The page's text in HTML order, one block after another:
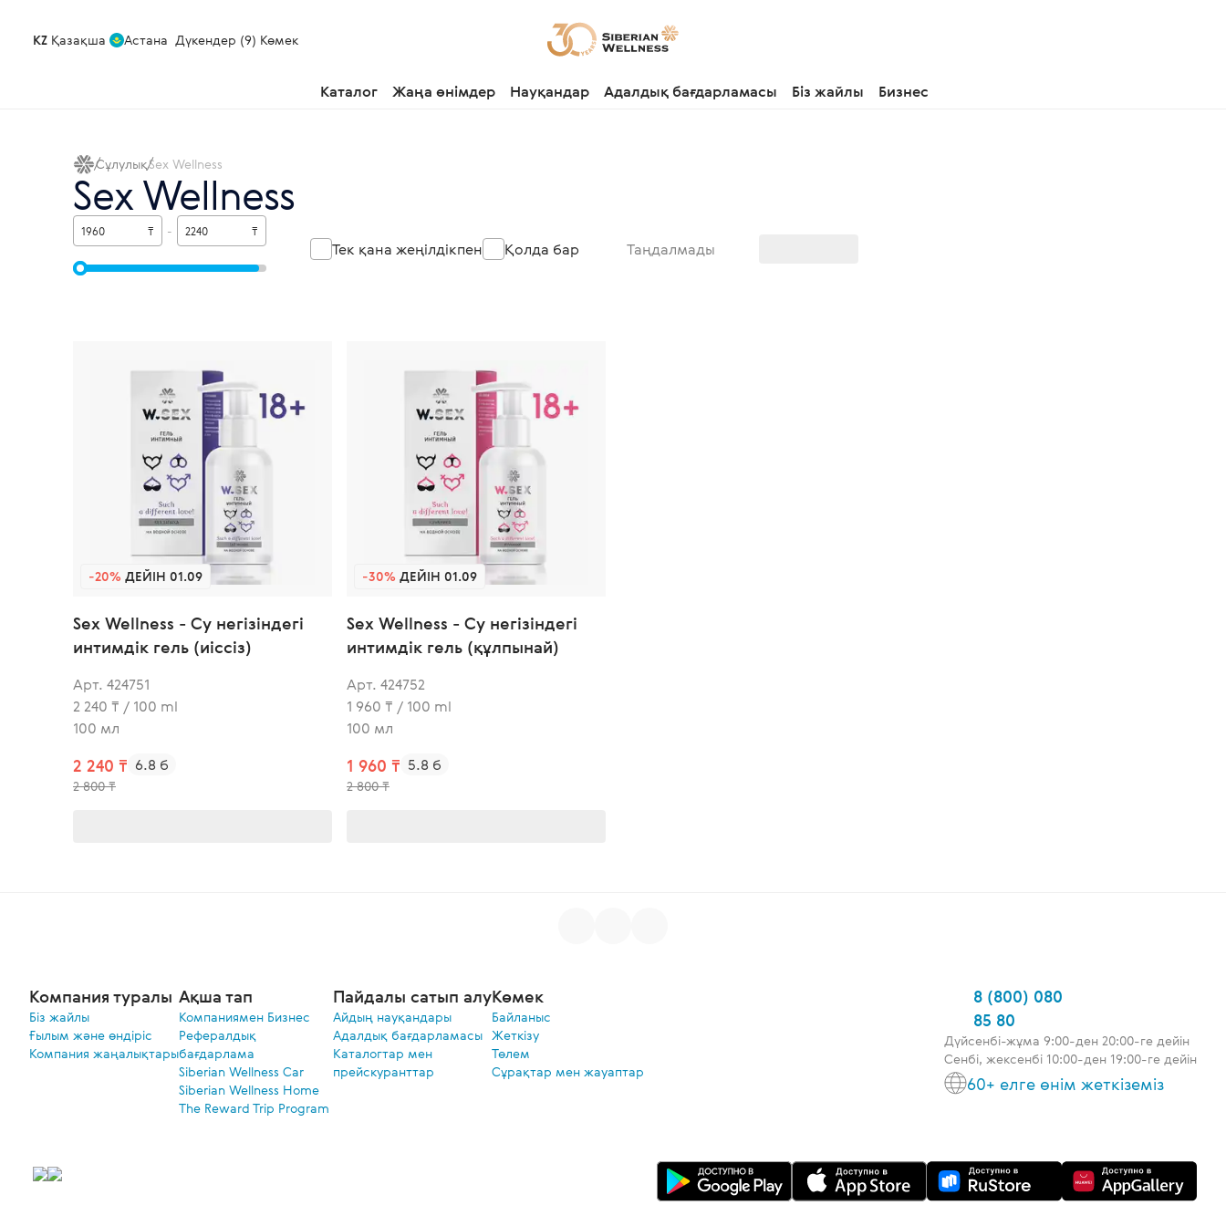
KZ Қазақша Астана Дүкендер (9) Көмек
Каталог Жаңа өнімдер Науқандар Адалдық бағдарламасы Біз жайлы Бизнес
СұлулықSex Wellness
Sex Wellness
Таңдалмады
₸ - ₸
Тек қана жеңілдікпен Қолда бар
-20% ДЕЙІН 01.09
Sex Wellness - Су негізіндегі
интимдік гель (иіссіз)
Арт. 424751
2 240 ₸ / 100 ml
100 мл
2 240 ₸
2 800 ₸
6.8 б
-30% ДЕЙІН 01.09
Sex Wellness - Су негізіндегі
интимдік гель (құлпынай)
Арт. 424752
1 960 ₸ / 100 ml
100 мл
1 960 ₸
2 800 ₸
5.8 б
Компания туралы
Біз жайлы
Ғылым және өндіріс
Компания жаңалықтары
Ақша тап
Компаниямен Бизнес
Рефералдық
бағдарлама
Siberian Wellness Car
Siberian Wellness Home
The Reward Trip Program
Пайдалы сатып алу
Айдың науқандары
Адалдық бағдарламасы
Каталогтар мен
прейскуранттар
Көмек
Байланыс
Жеткізу
Төлем
Сұрақтар мен жауаптар
8 (800) 080
85 80
Дүйсенбі-жұма 9:00-ден 20:00-ге дейін
Сенбі, жексенбі 10:00-ден 19:00-ге дейін
60+ елге өнім жеткіземіз